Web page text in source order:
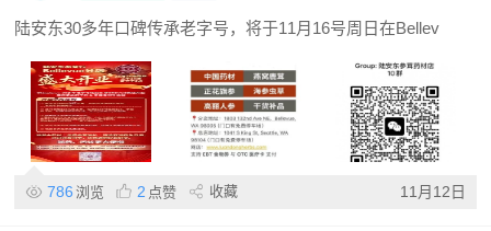
相告
陆安东30多年口碑传承老字号，将于11月16号周日在Bellev
786 浏览 2 点赞 收藏 11月12日